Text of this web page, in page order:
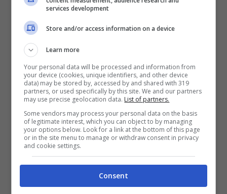
Rocco Morabito, chi è il
boss
services development
Store and/or access information on a device
Learn more
Your personal data will be processed and information from
your device (cookies, unique identifiers, and other device
data) may be stored by, accessed by and shared with 319
partners, or used specifically by this site. We and our partners
may use precise geolocation data. List of partners.
Some vendors may process your personal data on the basis
of legitimate interest, which you can object to by managing
your options below. Look for a link at the bottom of this page
or in the site menu to manage or withdraw consent in privacy
and cookie settings.
Consent